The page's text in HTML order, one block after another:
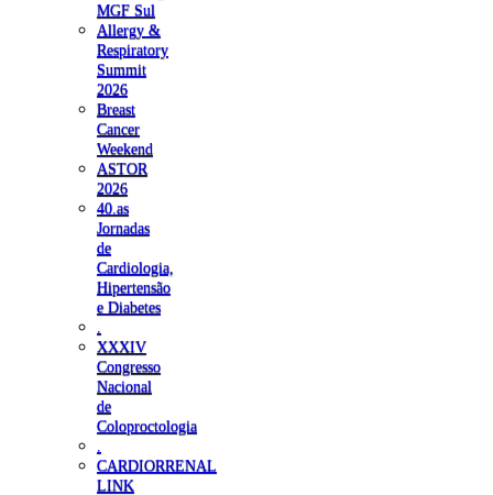
MGF Sul
Allergy &
Respiratory
Summit
2026
Breast
Cancer
Weekend
ASTOR
2026
40.as
Jornadas
de
Cardiologia,
Hipertensão
e Diabetes
XXXIV
Congresso
Nacional
de
Coloproctologia
CARDIORRENAL
LINK